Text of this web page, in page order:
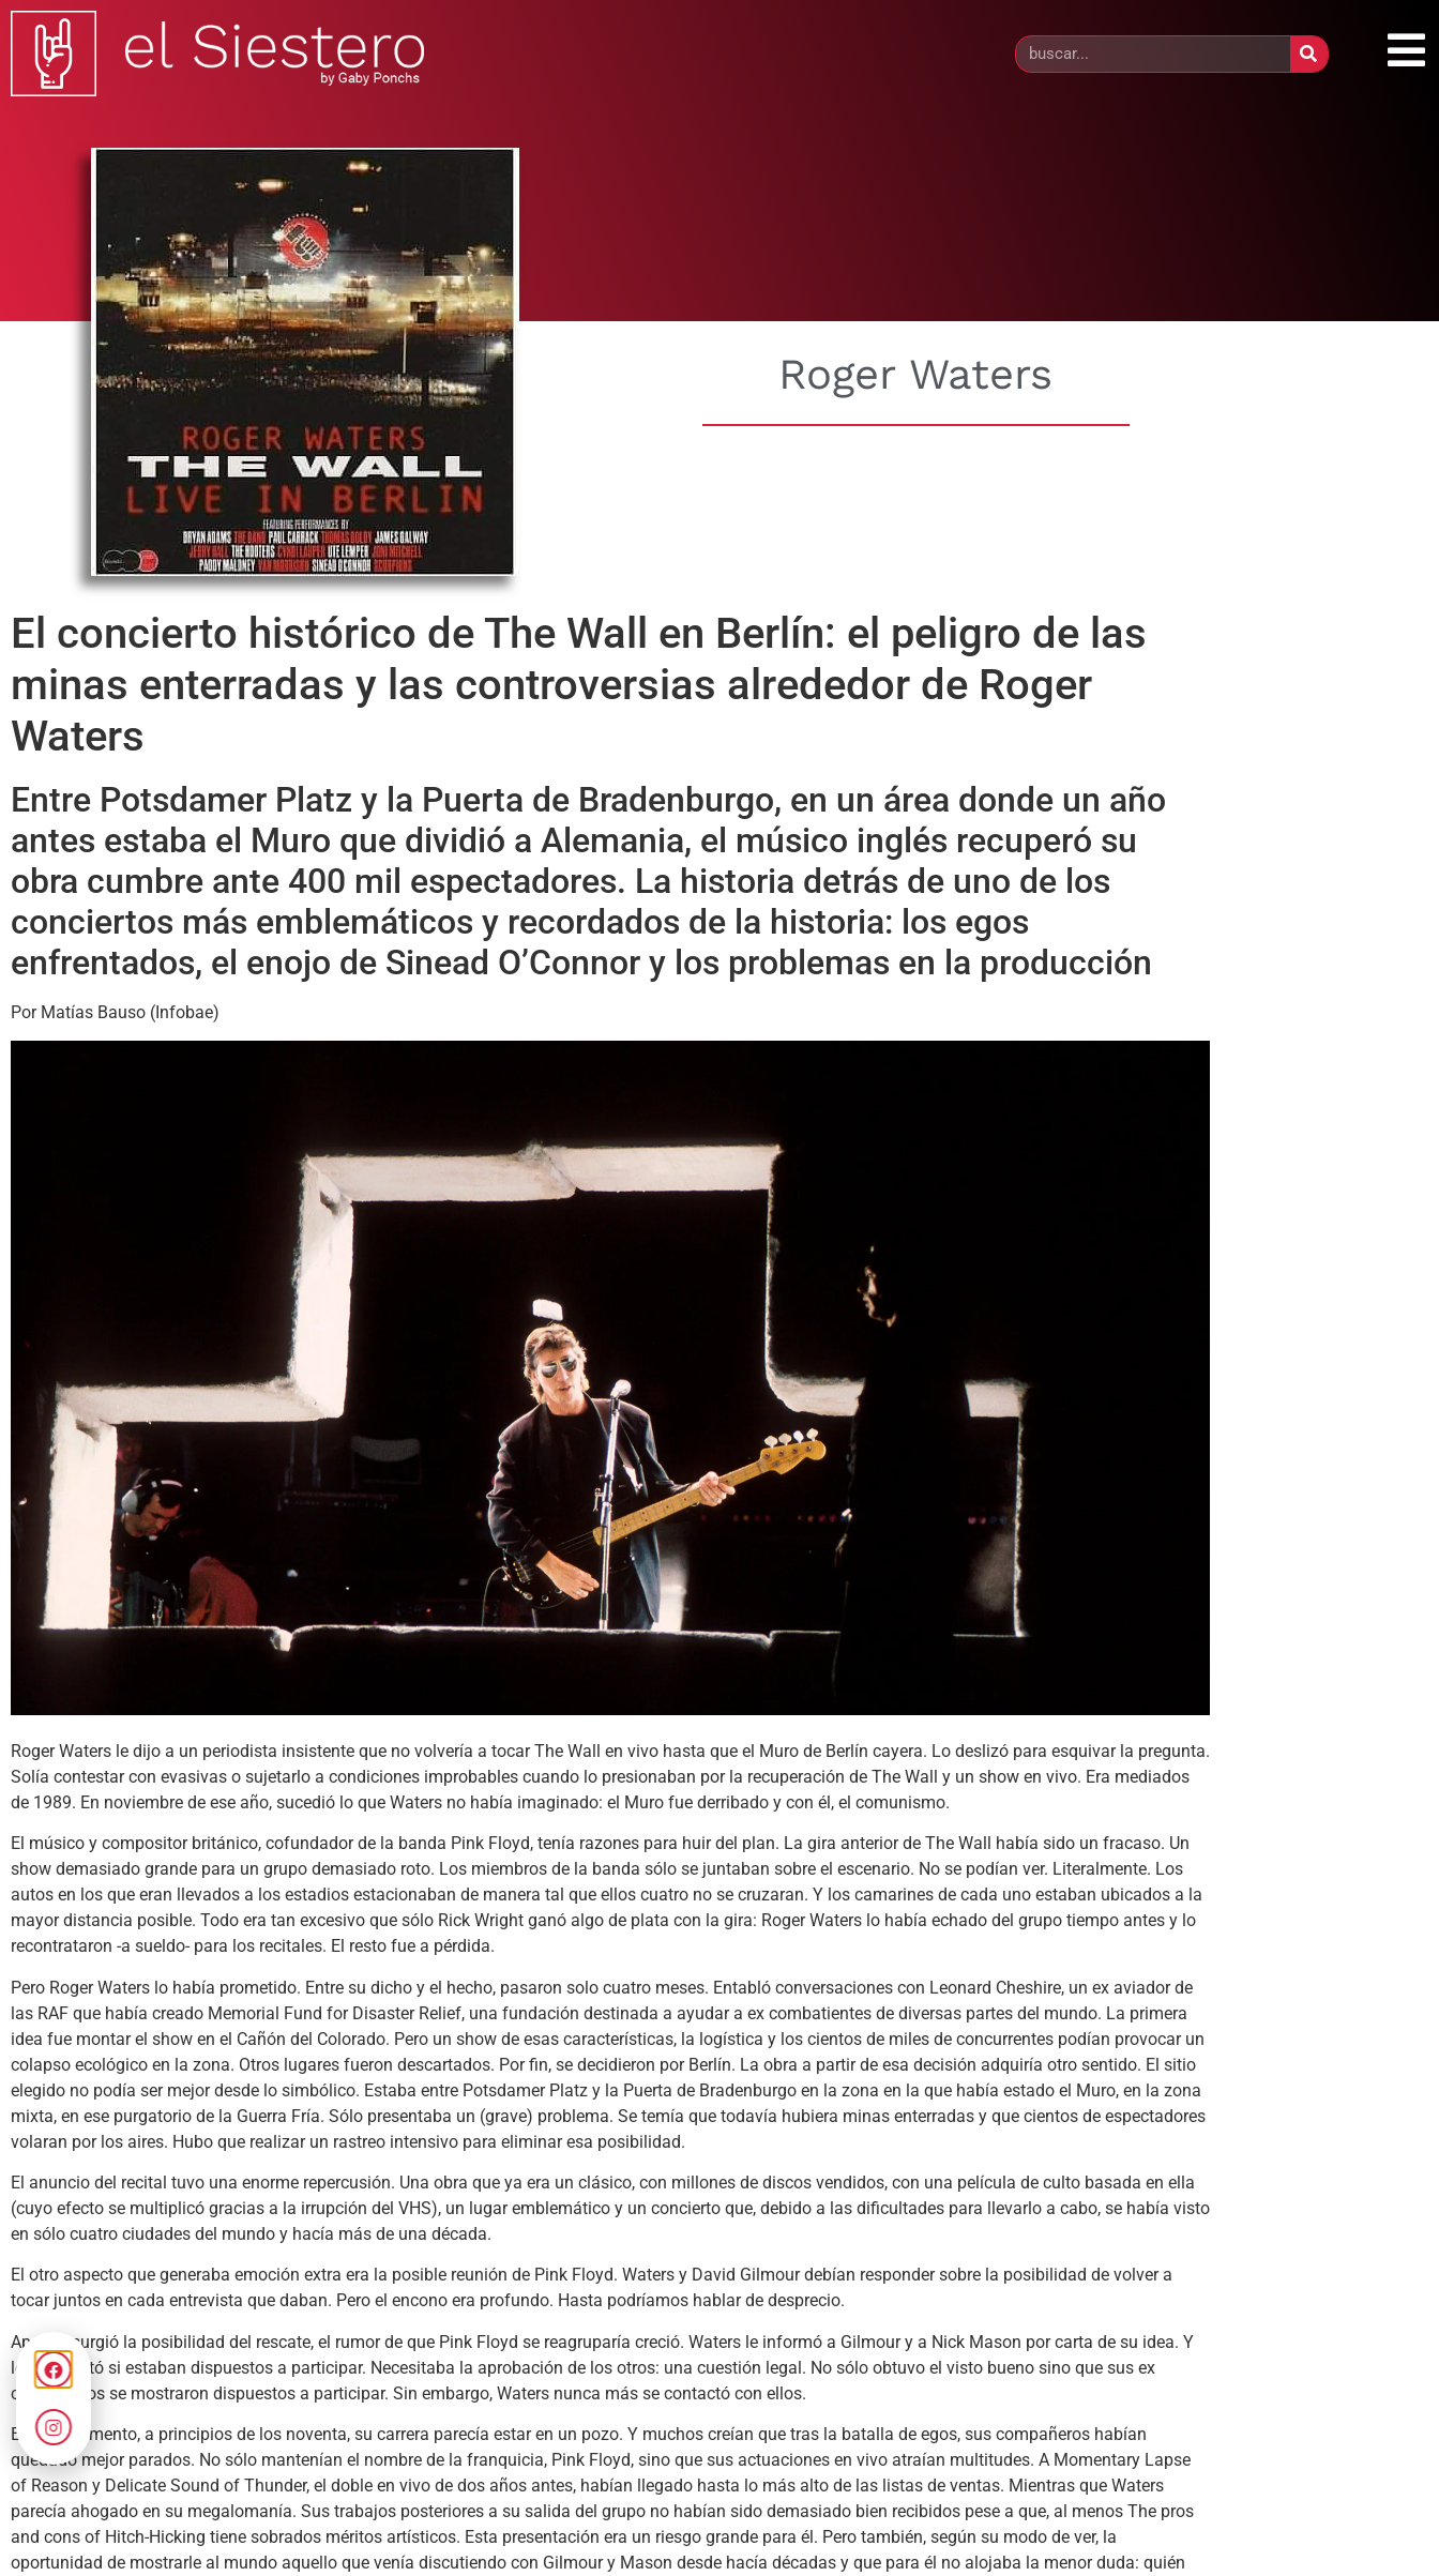
Roger Waters
El concierto histórico de The Wall en Berlín: el peligro de las
minas enterradas y las controversias alrededor de Roger
Waters
Entre Potsdamer Platz y la Puerta de Bradenburgo, en un área donde un año
antes estaba el Muro que dividió a Alemania, el músico inglés recuperó su
obra cumbre ante 400 mil espectadores. La historia detrás de uno de los
conciertos más emblemáticos y recordados de la historia: los egos
enfrentados, el enojo de Sinead O’Connor y los problemas en la producción
Por Matías Bauso (Infobae)
Roger Waters le dijo a un periodista insistente que no volvería a tocar The Wall en vivo hasta que el Muro de Berlín cayera. Lo deslizó para esquivar la pregunta.
Solía contestar con evasivas o sujetarlo a condiciones improbables cuando lo presionaban por la recuperación de The Wall y un show en vivo. Era mediados
de 1989. En noviembre de ese año, sucedió lo que Waters no había imaginado: el Muro fue derribado y con él, el comunismo.
El músico y compositor británico, cofundador de la banda Pink Floyd, tenía razones para huir del plan. La gira anterior de The Wall había sido un fracaso. Un
show demasiado grande para un grupo demasiado roto. Los miembros de la banda sólo se juntaban sobre el escenario. No se podían ver. Literalmente. Los
autos en los que eran llevados a los estadios estacionaban de manera tal que ellos cuatro no se cruzaran. Y los camarines de cada uno estaban ubicados a la
mayor distancia posible. Todo era tan excesivo que sólo Rick Wright ganó algo de plata con la gira: Roger Waters lo había echado del grupo tiempo antes y lo
recontrataron -a sueldo- para los recitales. El resto fue a pérdida.
Pero Roger Waters lo había prometido. Entre su dicho y el hecho, pasaron solo cuatro meses. Entabló conversaciones con Leonard Cheshire, un ex aviador de
las RAF que había creado Memorial Fund for Disaster Relief, una fundación destinada a ayudar a ex combatientes de diversas partes del mundo. La primera
idea fue montar el show en el Cañón del Colorado. Pero un show de esas características, la logística y los cientos de miles de concurrentes podían provocar un
colapso ecológico en la zona. Otros lugares fueron descartados. Por fin, se decidieron por Berlín. La obra a partir de esa decisión adquiría otro sentido. El sitio
elegido no podía ser mejor desde lo simbólico. Estaba entre Potsdamer Platz y la Puerta de Bradenburgo en la zona en la que había estado el Muro, en la zona
mixta, en ese purgatorio de la Guerra Fría. Sólo presentaba un (grave) problema. Se temía que todavía hubiera minas enterradas y que cientos de espectadores
volaran por los aires. Hubo que realizar un rastreo intensivo para eliminar esa posibilidad.
El anuncio del recital tuvo una enorme repercusión. Una obra que ya era un clásico, con millones de discos vendidos, con una película de culto basada en ella
(cuyo efecto se multiplicó gracias a la irrupción del VHS), un lugar emblemático y un concierto que, debido a las dificultades para llevarlo a cabo, se había visto
en sólo cuatro ciudades del mundo y hacía más de una década.
El otro aspecto que generaba emoción extra era la posible reunión de Pink Floyd. Waters y David Gilmour debían responder sobre la posibilidad de volver a
tocar juntos en cada entrevista que daban. Pero el encono era profundo. Hasta podríamos hablar de desprecio.
Apenas surgió la posibilidad del rescate, el rumor de que Pink Floyd se reagruparía creció. Waters le informó a Gilmour y a Nick Mason por carta de su idea. Y
les preguntó si estaban dispuestos a participar. Necesitaba la aprobación de los otros: una cuestión legal. No sólo obtuvo el visto bueno sino que sus ex
compañeros se mostraron dispuestos a participar. Sin embargo, Waters nunca más se contactó con ellos.
En ese momento, a principios de los noventa, su carrera parecía estar en un pozo. Y muchos creían que tras la batalla de egos, sus compañeros habían
quedado mejor parados. No sólo mantenían el nombre de la franquicia, Pink Floyd, sino que sus actuaciones en vivo atraían multitudes. A Momentary Lapse
of Reason y Delicate Sound of Thunder, el doble en vivo de dos años antes, habían llegado hasta lo más alto de las listas de ventas. Mientras que Waters
parecía ahogado en su megalomanía. Sus trabajos posteriores a su salida del grupo no habían sido demasiado bien recibidos pese a que, al menos The pros
and cons of Hitch-Hicking tiene sobrados méritos artísticos. Esta presentación era un riesgo grande para él. Pero también, según su modo de ver, la
oportunidad de mostrarle al mundo aquello que venía discutiendo con Gilmour y Mason desde hacía décadas y que para él no alojaba la menor duda: quién